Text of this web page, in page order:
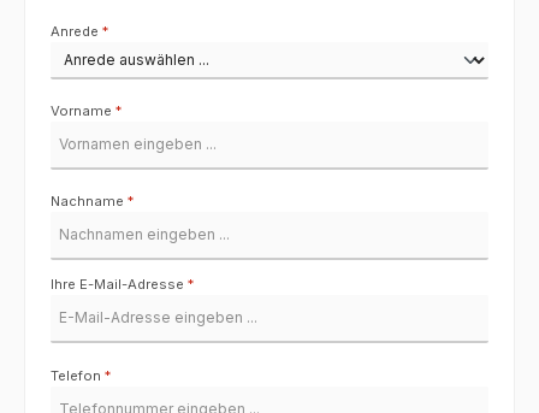
Anrede *
Vorname *
Nachname *
Ihre E-Mail-Adresse *
Telefon *